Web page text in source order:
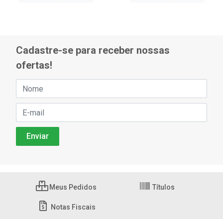
Cadastre-se para receber nossas
ofertas!
Meus Pedidos Títulos
Notas Fiscais